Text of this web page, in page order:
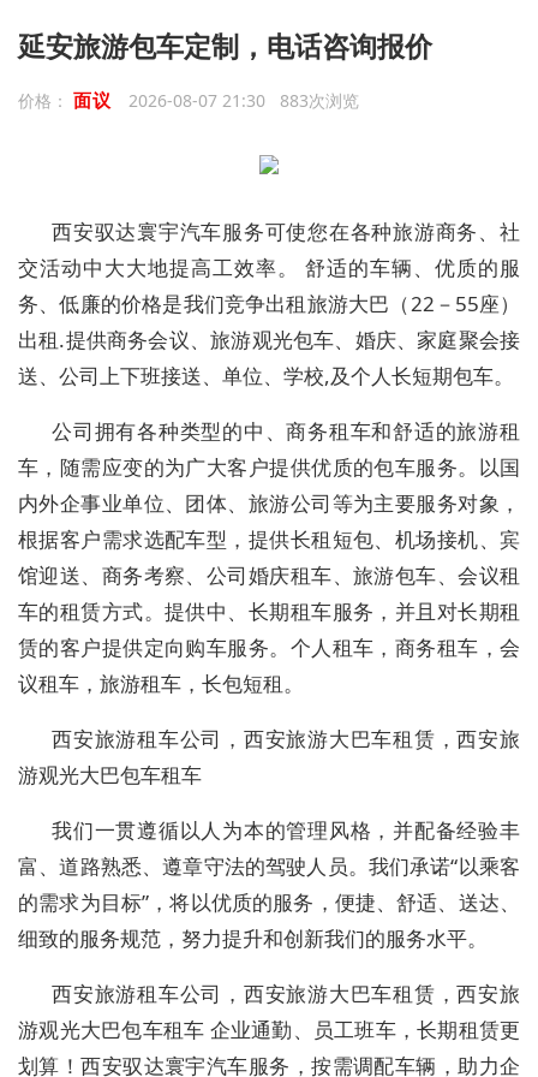
延安旅游包车定制，电话咨询报价
价格： 面议 2026-08-07 21:30 883次浏览
西安驭达寰宇汽车服务可使您在各种旅游商务、社
交活动中大大地提高工效率。 舒适的车辆、优质的服
务、低廉的价格是我们竞争出租旅游大巴（22－55座）
出租.提供商务会议、旅游观光包车、婚庆、家庭聚会接
送、公司上下班接送、单位、学校,及个人长短期包车。
公司拥有各种类型的中、商务租车和舒适的旅游租
车，随需应变的为广大客户提供优质的包车服务。以国
内外企事业单位、团体、旅游公司等为主要服务对象，
根据客户需求选配车型，提供长租短包、机场接机、宾
馆迎送、商务考察、公司婚庆租车、旅游包车、会议租
车的租赁方式。提供中、长期租车服务，并且对长期租
赁的客户提供定向购车服务。个人租车，商务租车，会
议租车，旅游租车，长包短租。
西安旅游租车公司，西安旅游大巴车租赁，西安旅
游观光大巴包车租车
我们一贯遵循以人为本的管理风格，并配备经验丰
富、道路熟悉、遵章守法的驾驶人员。我们承诺“以乘客
的需求为目标”，将以优质的服务，便捷、舒适、送达、
细致的服务规范，努力提升和创新我们的服务水平。
西安旅游租车公司，西安旅游大巴车租赁，西安旅
游观光大巴包车租车 企业通勤、员工班车，长期租赁更
划算！西安驭达寰宇汽车服务，按需调配车辆，助力企